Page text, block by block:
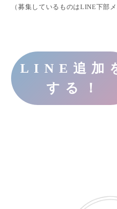
（募集しているものはLINE下部
LINE追加
する！